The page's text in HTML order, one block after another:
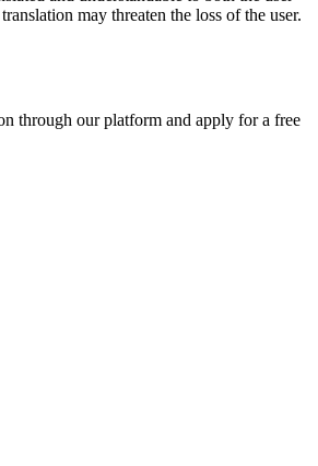
may threaten the loss of the user.
through our platform and apply for a free